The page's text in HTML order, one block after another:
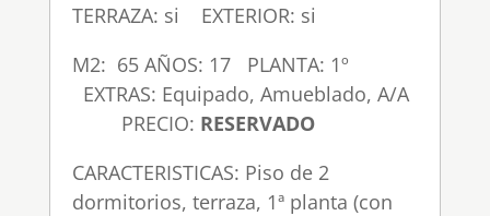
TERRAZA: si EXTERIOR: si
M2: 65 AÑOS: 17 PLANTA: 1º
EXTRAS: Equipado, Amueblado, A/A
PRECIO: RESERVADO
CARACTERISTICAS: Piso de 2
dormitorios, terraza, 1ª planta (con